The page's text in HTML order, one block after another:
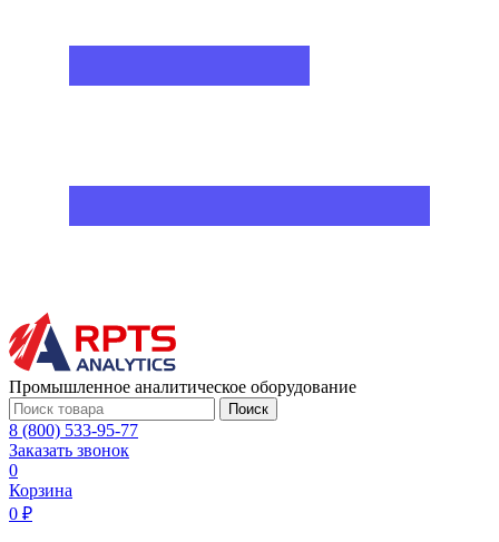
Промышленное аналитическое оборудование
Поиск
8 (800) 533-95-77
Заказать звонок
0
Корзина
0 ₽